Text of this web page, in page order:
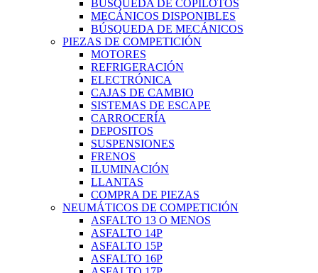
BUSQUEDA DE COPILOTOS
MECÁNICOS DISPONIBLES
BÚSQUEDA DE MECÁNICOS
PIEZAS DE COMPETICIÓN
MOTORES
REFRIGERACIÓN
ELECTRÓNICA
CAJAS DE CAMBIO
SISTEMAS DE ESCAPE
CARROCERÍA
DEPOSITOS
SUSPENSIONES
FRENOS
ILUMINACIÓN
LLANTAS
COMPRA DE PIEZAS
NEUMÁTICOS DE COMPETICIÓN
ASFALTO 13 O MENOS
ASFALTO 14P
ASFALTO 15P
ASFALTO 16P